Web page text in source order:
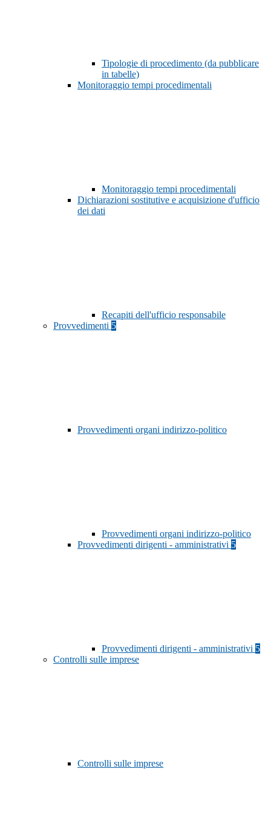
Tipologie di procedimento (da pubblicare
in tabelle)
Monitoraggio tempi procedimentali
Monitoraggio tempi procedimentali
Dichiarazioni sostitutive e acquisizione d'ufficio
dei dati
Recapiti dell'ufficio responsabile
Provvedimenti 5
Provvedimenti organi indirizzo-politico
Provvedimenti organi indirizzo-politico
Provvedimenti dirigenti - amministrativi 5
Provvedimenti dirigenti - amministrativi 5
Controlli sulle imprese
Controlli sulle imprese